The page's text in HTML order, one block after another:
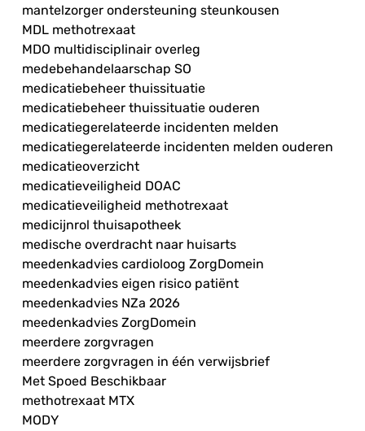
mantelzorger ondersteuning steunkousen
MDL methotrexaat
MDO multidisciplinair overleg
medebehandelaarschap SO
medicatiebeheer thuissituatie
medicatiebeheer thuissituatie ouderen
medicatiegerelateerde incidenten melden
medicatiegerelateerde incidenten melden ouderen
medicatieoverzicht
medicatieveiligheid DOAC
medicatieveiligheid methotrexaat
medicijnrol thuisapotheek
medische overdracht naar huisarts
meedenkadvies cardioloog ZorgDomein
meedenkadvies eigen risico patiënt
meedenkadvies NZa 2026
meedenkadvies ZorgDomein
meerdere zorgvragen
meerdere zorgvragen in één verwijsbrief
Met Spoed Beschikbaar
methotrexaat MTX
MODY